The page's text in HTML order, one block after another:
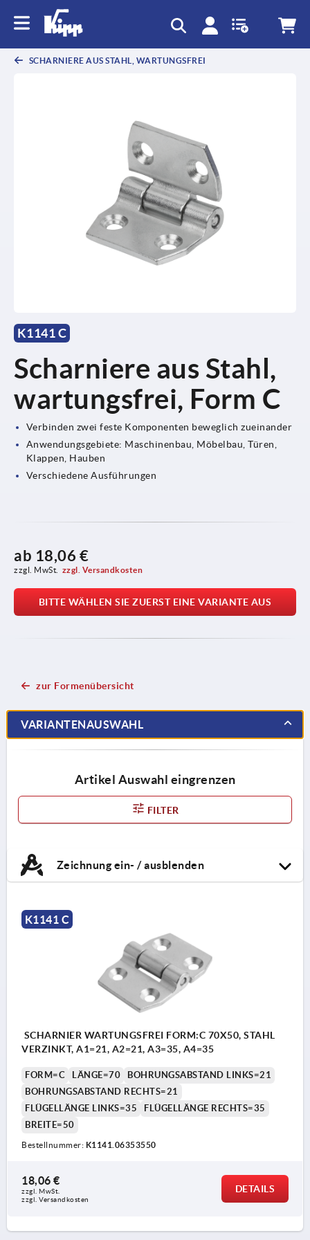
SCHARNIERE AUS STAHL, WARTUNGSFREI
K1141 C
Scharniere aus Stahl,
wartungsfrei, Form C
Verbinden zwei feste Komponenten beweglich zueinander
Anwendungsgebiete: Maschinenbau, Möbelbau, Türen,
Klappen, Hauben
Verschiedene Ausführungen
ab 18,06 €
zzgl. MwSt. zzgl. Versandkosten
BITTE WÄHLEN SIE ZUERST EINE VARIANTE AUS
zur Formenübersicht
VARIANTENAUSWAHL
Artikel Auswahl eingrenzen
FILTER
Zeichnung ein- / ausblenden
K1141 C
SCHARNIER WARTUNGSFREI FORM:C 70X50, STAHL
VERZINKT, A1=21, A2=21, A3=35, A4=35
FORM=C LÄNGE=70
BOHRUNGSABSTAND LINKS=21
BOHRUNGSABSTAND RECHTS=21
FLÜGELLÄNGE LINKS=35
FLÜGELLÄNGE RECHTS=35
BREITE=50
Bestellnummer: K1141.06353550
18,06 €
zzgl. MwSt.
zzgl. Versandkosten
DETAILS